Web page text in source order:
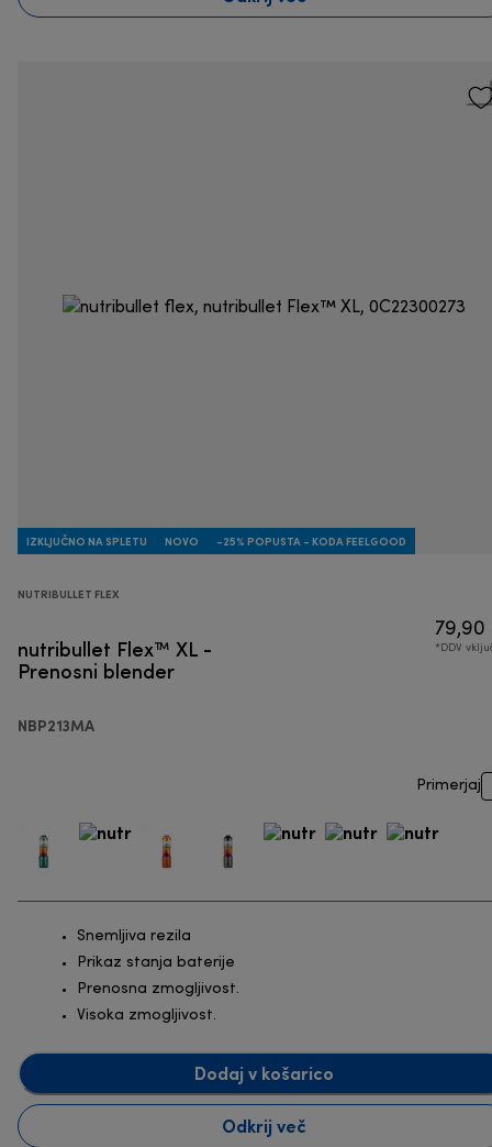
IZKLJUČNO NA SPLETU NOVO -25% POPUSTA - KODA FEELGOOD
NUTRIBULLET FLEX
nutribullet Flex™ XL -
Prenosni blender
NBP213MA
79,90
*DDV
Primerjaj
Snemljiva rezila
Prikaz stanja baterije
Prenosna zmogljivost.
Visoka zmogljivost.
Dodaj v košarico
Odkrij več